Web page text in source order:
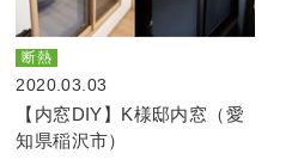
断熱
2020.03.03
【内窓DIY】K様邸内窓（愛
知県稲沢市）